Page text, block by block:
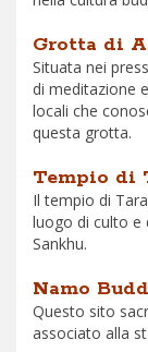
Grotta di
Situata nei
di meditazione
locali che
questa grotta.
Tempio di
Il tempio di
luogo di culto e
Sankhu.
Namo
Questo sito
associato alla